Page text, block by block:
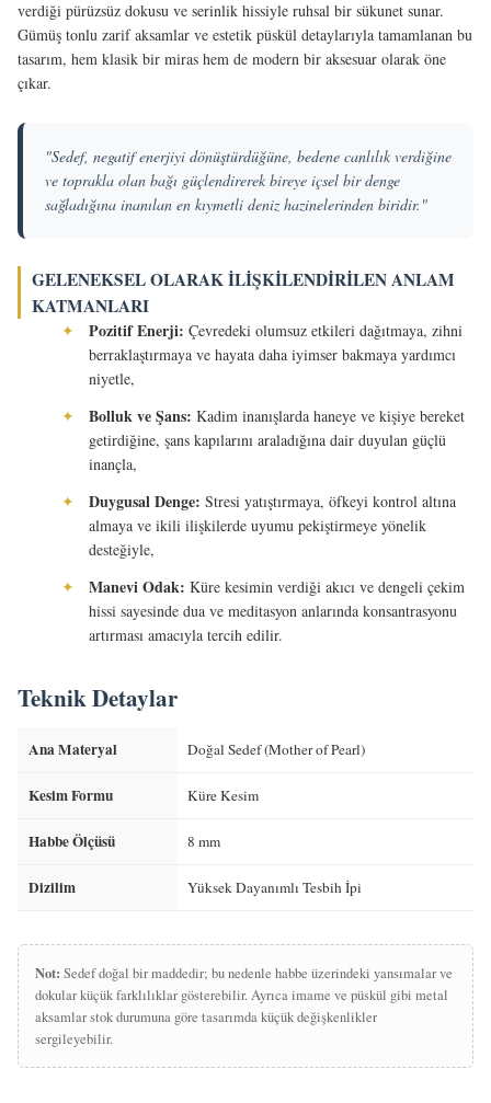
verdiği pürüzsüz dokusu ve serinlik hissiyle ruhsal bir sükunet sunar.
Gümüş tonlu zarif aksamlar ve estetik püskül detaylarıyla tamamlanan bu
tasarım, hem klasik bir miras hem de modern bir aksesuar olarak öne
çıkar.
"Sedef, negatif enerjiyi dönüştürdüğüne, bedene canlılık verdiğine
ve toprakla olan bağı güçlendirerek bireye içsel bir denge
sağladığına inanılan en kıymetli deniz hazinelerinden biridir."
GELENEKSEL OLARAK İLIŞKILENDIRILEN ANLAM
KATMANLARI
✦ Pozitif Enerji: Çevredeki olumsuz etkileri dağıtmaya, zihni
berraklaştırmaya ve hayata daha iyimser bakmaya yardımcı
niyetle,
✦
Bolluk ve Şans: Kadim inanışlarda haneye ve kişiye bereket
getirdiğine, şans kapılarını araladığına dair duyulan güçlü
inançla,
✦
Duygusal Denge: Stresi yatıştırmaya, öfkeyi kontrol altına
almaya ve ikili ilişkilerde uyumu pekiştirmeye yönelik
desteğiyle,
✦
Manevi Odak: Küre kesimin verdiği akıcı ve dengeli çekim
hissi sayesinde dua ve meditasyon anlarında konsantrasyonu
artırması amacıyla tercih edilir.
Teknik Detaylar
Ana Materyal Doğal Sedef (Mother of Pearl)
Kesim Formu Küre Kesim
Habbe Ölçüsü 8 mm
Dizilim Yüksek Dayanımlı Tesbih İpi
Not: Sedef doğal bir maddedir; bu nedenle habbe üzerindeki yansımalar ve
dokular küçük farklılıklar gösterebilir. Ayrıca imame ve püskül gibi metal
aksamlar stok durumuna göre tasarımda küçük değişkenlikler
sergileyebilir.